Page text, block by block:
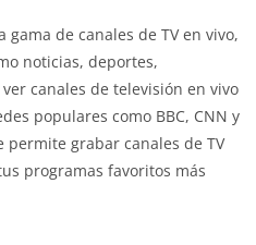
de canales de TV en vivo,
noticias, deportes,
canales de televisión en vivo
populares como BBC, CNN y
permite grabar canales de TV
programas favoritos más